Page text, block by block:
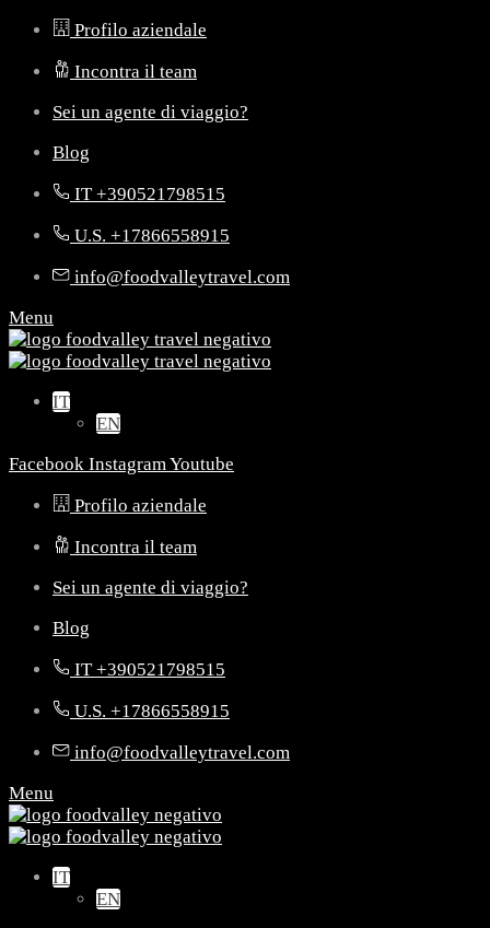
Profilo aziendale
Incontra il team
Sei un agente di viaggio?
Blog
IT +390521798515
U.S. +17866558915
info@foodvalleytravel.com
Menu
IT
EN
Facebook InstagramYoutube
Profilo aziendale
Incontra il team
Sei un agente di viaggio?
Blog
IT +390521798515
U.S. +17866558915
info@foodvalleytravel.com
Menu
IT
EN